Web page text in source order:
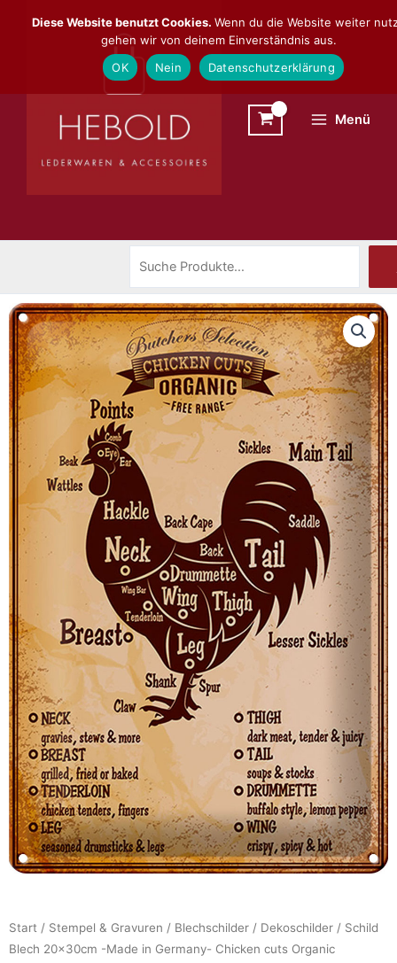
Inhalt
Menü
Start / Stempel & Gravuren / Blechschilder / Dekoschilder / Schild
Blech 20x30cm -Made in Germany- Chicken cuts Organic
Diese Website benutzt Cookies. Wenn du die Website weiter
gehen wir von deinem Einverständnis aus.
OK
Nein Datenschutzerklärung